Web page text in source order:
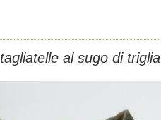
tagliatelle al sugo di triglia